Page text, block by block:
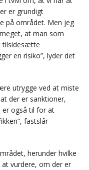
er grundigt
på området. Men jeg
at man som
tilsidesætte
en risiko”, lyder det
utrygge ved at miste
der er sanktioner,
er også til for at
fastslår
herunder hvilke
vurdere, om der er